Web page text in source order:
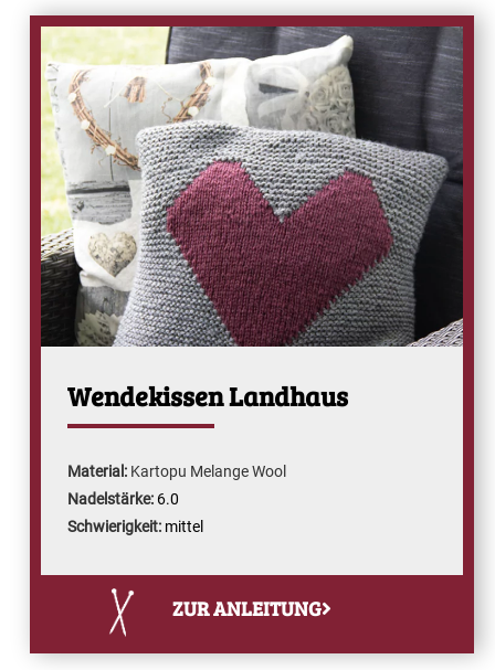
Wendekissen Landhaus
Material: Kartopu Melange Wool
Nadelstärke: 6.0
Schwierigkeit: mittel
ZUR ANLEITUNG